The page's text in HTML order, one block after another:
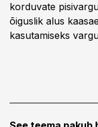
korduvate
õiguslik alus
kasutamiseks